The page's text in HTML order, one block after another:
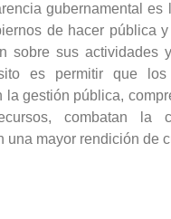
gubernamental es
de hacer pública
sobre sus actividades
es permitir que los
la gestión pública,
combatan la
una mayor rendición de